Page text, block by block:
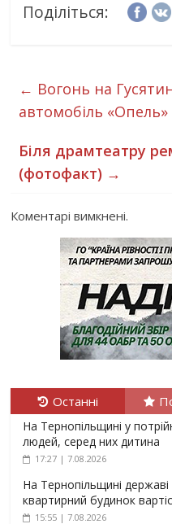
Поділіться:
← Вогонь на
автомобіль «Опель»
Біля драмтеатру
(фотофакт) →
Коментарі вимкнені.
Останні
На Тернопільщині у
людей, серед них дитина
17:27 | 7.08.2026
На Тернопільщині
квартирний будинок
15:55 | 7.08.2026